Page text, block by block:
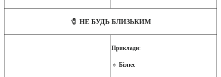
🧷 НЕ БУДЬ БЛИЗЬКИМ
Приклади:
🔹 Бізнес